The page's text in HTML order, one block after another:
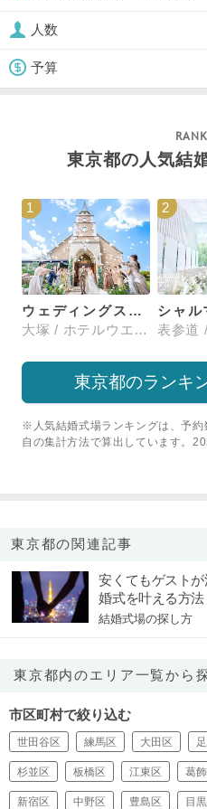
人数
予算
東京都の人気結
1
ウェディングスホテル・ベルクラシック東京
大塚 / ホテルウエディング
2
東京都のランキ
※人気結婚式場ランキングは、予
自の集計方法で算出しています。
東京都の関連記事
安くてもゲスト
婚式を叶える方法
結婚式場の探し方
東京都内のエリア一覧から
市区町村で絞り込む
世田谷区 練馬区 大田区
杉並区 板橋区 江東区 葛
新宿区 中野区 豊島区 目